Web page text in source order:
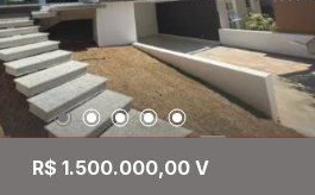
R$ 1.500.000,00 V